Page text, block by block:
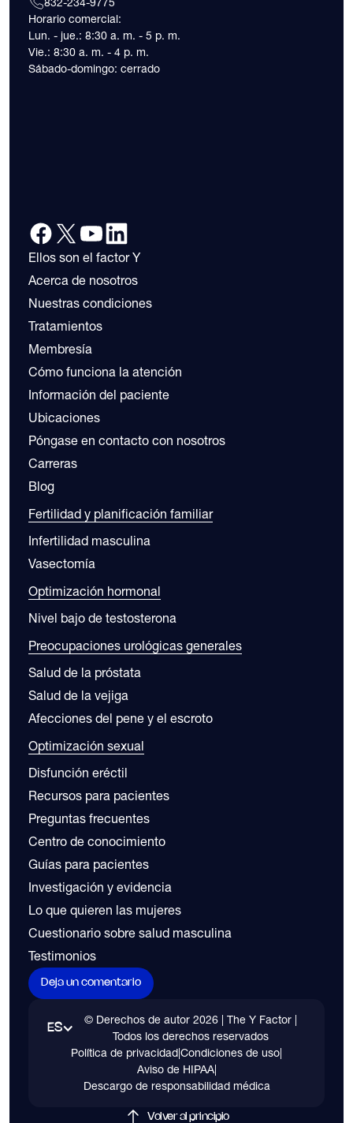
Horario comercial:
Lun. - jue.: 8:30 a. m. - 5 p. m.
Vie.: 8:30 a. m. - 4 p. m.
Sábado-domingo: cerrado
Ellos son el factor Y
Acerca de nosotros
Nuestras condiciones
Tratamientos
Membresía
Cómo funciona la atención
Información del paciente
Ubicaciones
Póngase en contacto con nosotros
Carreras
Blog
Fertilidad y planificación familiar
Infertilidad masculina
Vasectomía
Optimización hormonal
Nivel bajo de testosterona
Preocupaciones urológicas generales
Salud de la próstata
Salud de la vejiga
Afecciones del pene y el escroto
Optimización sexual
Disfunción eréctil
Recursos para pacientes
Preguntas frecuentes
Centro de conocimiento
Guías para pacientes
Investigación y evidencia
Lo que quieren las mujeres
Cuestionario sobre salud masculina
Testimonios
Deja un comentario
ES
© Derechos de autor2026 | The Y Factor |
Todos los derechos reservados
Política de privacidadCondiciones de uso
Aviso de HIPAA|
Descargo de responsabilidad médica
Volver al principio